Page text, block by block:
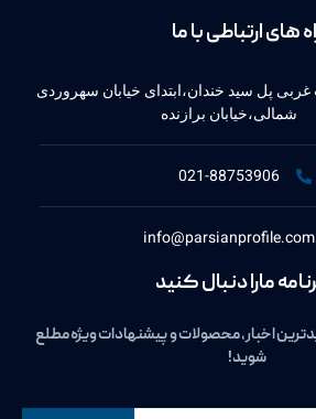
های ارتباطی با ما
پل سید خندان،ابتدای خیابان سهروردی
شمالی،خیابان برازنده
021-88753906
info@parsianprofile.com
مارا دنبال کنید
اخبار، محصولات و پیشنهادات ویژه مطلع
شوید!